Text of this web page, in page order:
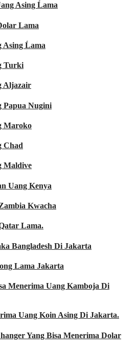
Asing Ĺama
Lama
Asing Ĺama
Turki
Aljazair
Papua Nugini
Maroko
Chad
Maldive
Uang Kenya
Kwacha
Lama.
Bangladesh Di Jakarta
Lama Jakarta
Menerima Uang Kamboja Di
Uang Koin Asing Di Jakarta.
Yang Bisa Menerima Dolar